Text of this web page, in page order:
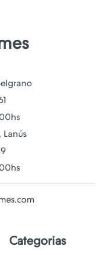
Lanús
Categorias